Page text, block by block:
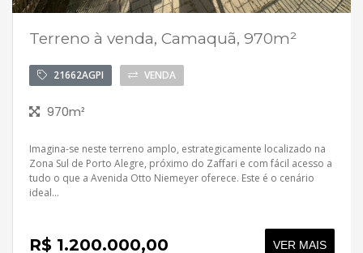
Terreno à venda, Camaquã, 970m²
21662AGPI VENDA
970m²
Imagina-se neste terreno amplo, estrategicamente localizado na
Zona Sul de Porto Alegre, próximo do Zaffari e com fácil acesso a
tudo o que a Avenida Otto Niemeyer oferece. Este é o cenário
ideal...
R$ 1.200.000,00 VER MAIS